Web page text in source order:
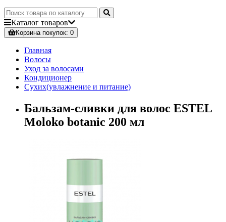
Каталог товаров
Корзинапокупок: 0
Главная
Волосы
Уход за волосами
Кондиционер
Сухих(увлажнение и питание)
Бальзам-сливки для волос ESTEL
Moloko botanic 200 мл